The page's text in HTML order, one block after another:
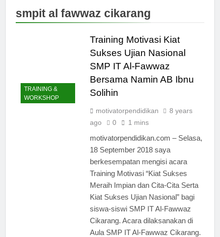
AB Ibnu Solihin
Panduan
Strategis
Reputasi,
Kepercayaan,
Saing Sekolah
di Era Digital
13 Tahun
Kecil: Kisah
Namin AB Ibnu
Solihin
Membesarkan
Tanpa Gadget,
2 Months Ago
Melawan Arus
Digital: 13
Tahun Namin
AB Ibnu Solihin
TV, dan
Bioskop
2 Months Ago
Foto Profil
Poster 2026
smpit al fawwaz cikarang
TRAINING &
WORKSHOP
Training Motivasi Kiat
Sukses Ujian Nasional
SMP IT Al-Fawwaz
Bersama Namin AB Ibnu
Solihin
motivatorpendidikan
8 years
ago
0 1 mins
motivatorpendidikan.com – Selasa,
18 September 2018 saya
berkesempatan mengisi acara
Training Motivasi “Kiat Sukses
Meraih Impian dan Cita-Cita Serta
Kiat Sukses Ujian Nasional” bagi
siswa-siswi SMP IT Al-Fawwaz
Cikarang. Acara dilaksanakan di
Aula SMP IT Al-Fawwaz Cikarang.